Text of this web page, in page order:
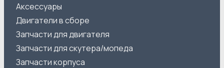
Аксессуары
Двигатели в сборе
Запчасти для двигателя
Запчасти для скутера/мопеда
Запчасти корпуса